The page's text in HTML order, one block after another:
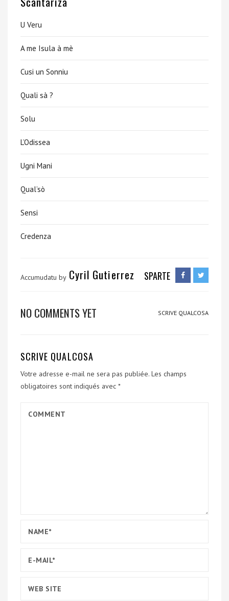
U Veru
A me Isula à mè
Cusi un Sonniu
Quali sà ?
Solu
L’Odissea
Ugni Mani
Qual’sò
Sensi
Credenza
Accumudatu by Cyril Gutierrez SPARTE
NO COMMENTS YET SCRIVE QUALCOSA
SCRIVE QUALCOSA
Votre adresse e-mail ne sera pas publiée. Les champs
obligatoires sont indiqués avec *